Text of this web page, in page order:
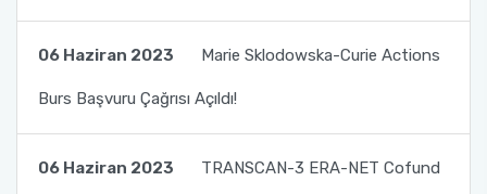
06 Haziran 2023 Marie Sklodowska-Curie Actions
Burs Başvuru Çağrısı Açıldı!
06 Haziran 2023 TRANSCAN-3 ERA-NET Cofund
Erasmus+ İkili Anlaşmalar
Mevlana Değişim Programı Bölüm/Program
Koordinatörleri
Sorular